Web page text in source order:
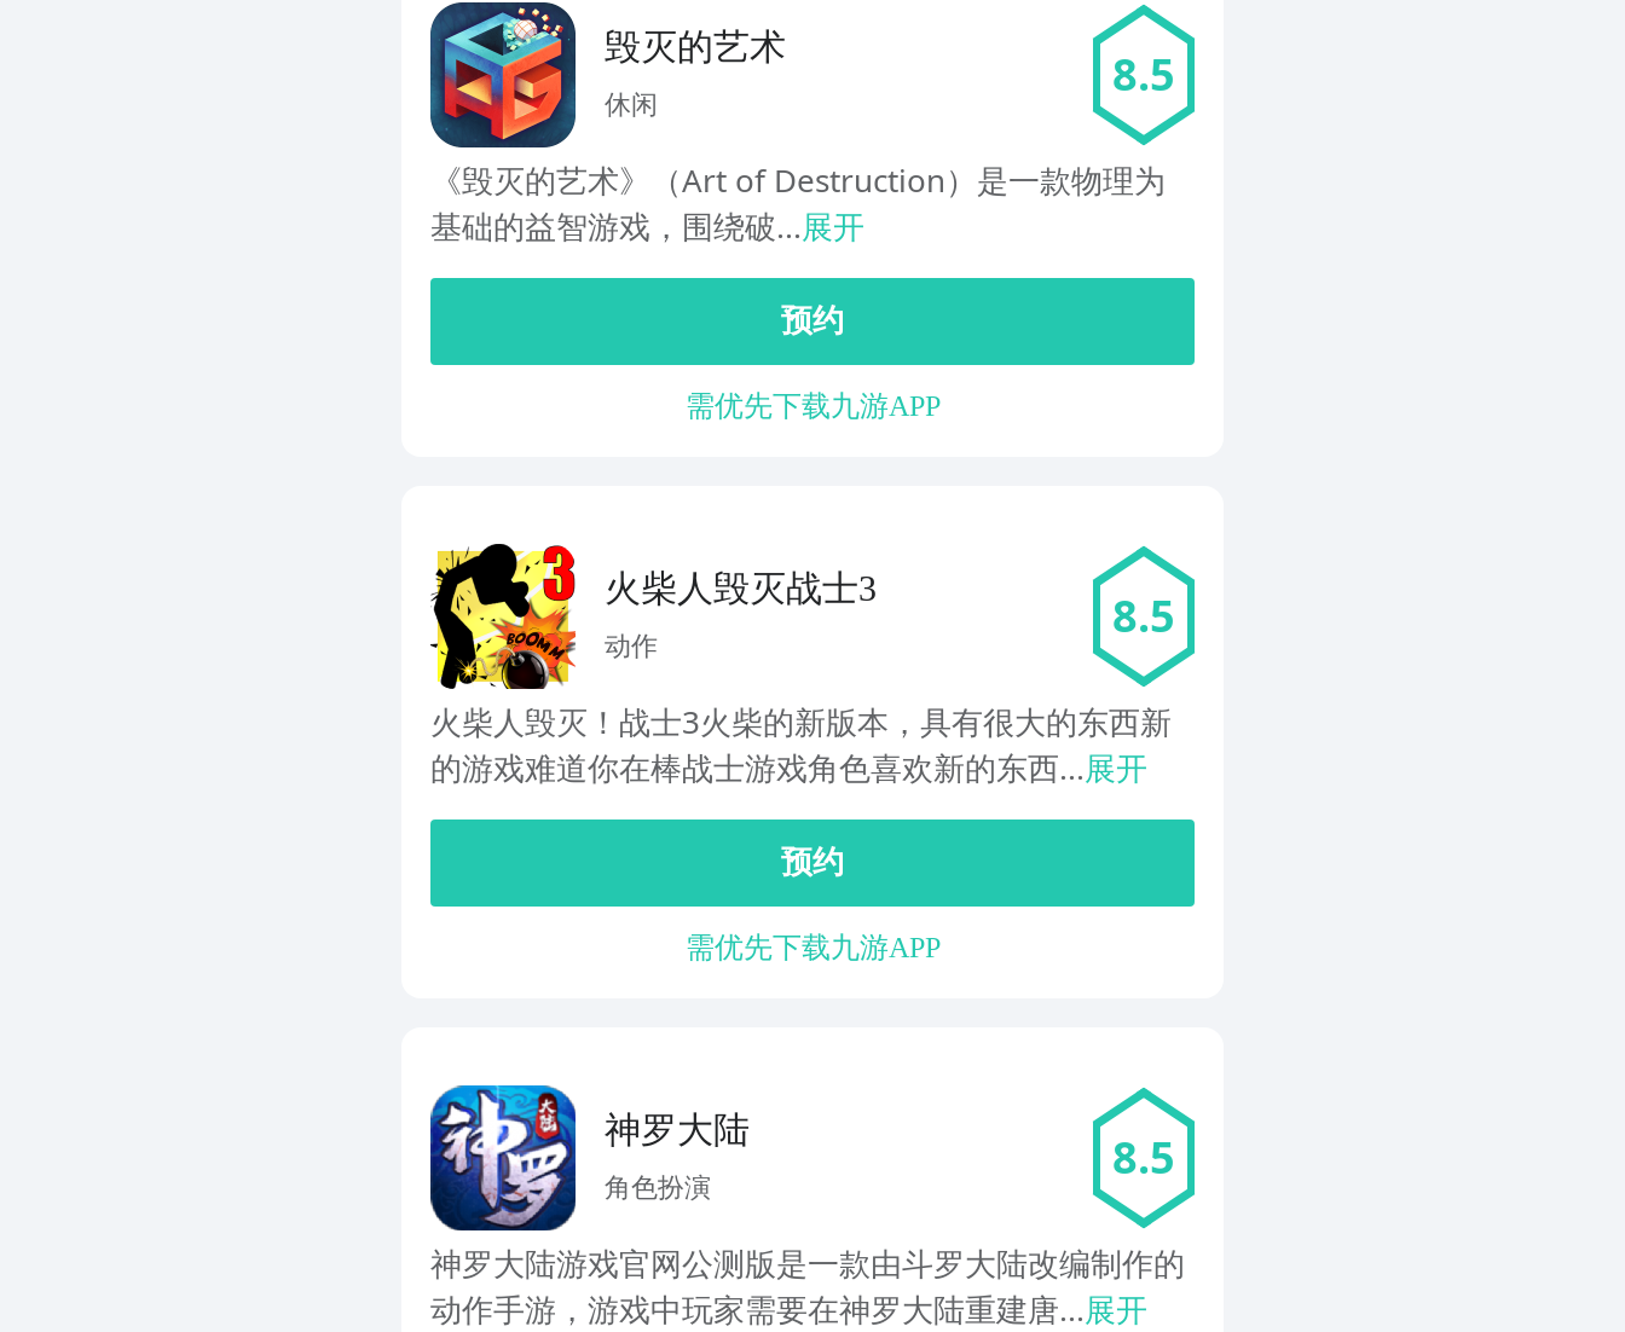
毁灭的艺术
休闲
8.5
《毁灭的艺术》（Art of Destruction）是一款物理为
基础的益智游戏，围绕破...展开
预约
需优先下载九游APP
火柴人毁灭战士3
动作
8.5
火柴人毁灭！战士3火柴的新版本，具有很大的东西新
的游戏难道你在棒战士游戏角色喜欢新的东西...展开
预约
需优先下载九游APP
神罗大陆
角色扮演
8.5
神罗大陆游戏官网公测版是一款由斗罗大陆改编制作的
动作手游，游戏中玩家需要在神罗大陆重建唐...展开